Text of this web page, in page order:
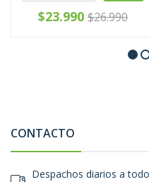
$23.990 $26.990
CONTACTO
Despachos diarios a